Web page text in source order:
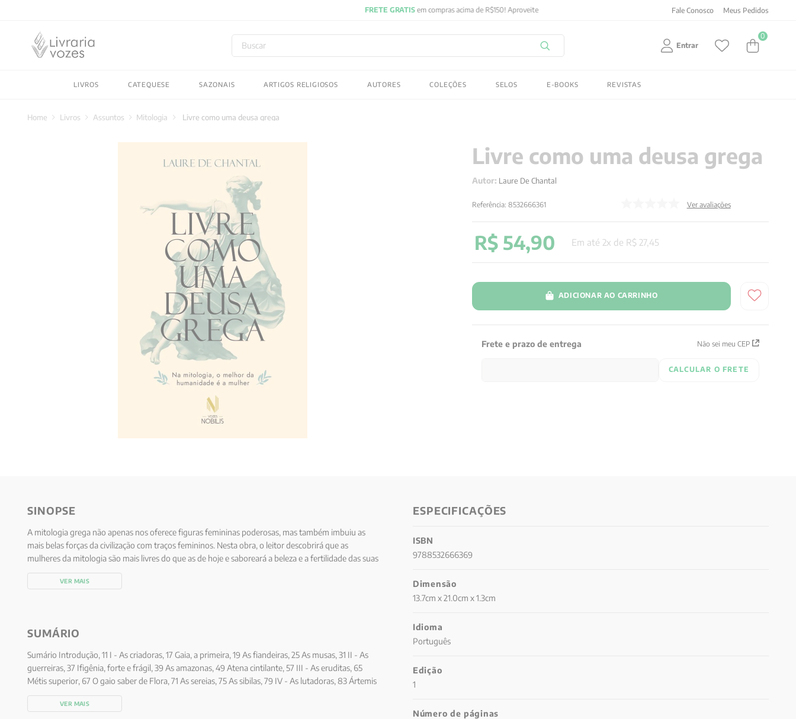
em compras acima de R$150! Aproveite Fale Conosco Meus Pedidos
Buscar
Entrar
0
LIVROS CATEQUESE SAZONAIS ARTIGOS RELIGIOSOS AUTORES COLEÇÕES SELOS E-BOOKS REVISTAS
Livros Assuntos Mitologia Livre como uma deusa grega
Livre como uma deusa grega
Autor: Laure De Chantal
Referência:8532666361 Ver avaliações
R$ 54,90 Em até2x de R$ 27, 45
ADICIONAR AO CARRINHO
Frete e prazo de entrega Não sei meu CEP
CALCULAR O FRETE
SINOPSE
A mitologia grega não apenas nos oferece figuras femininas poderosas, mas também imbuiu as
mais belas forças da civilização com traços femininos. Nesta obra, o leitor descobrirá que as
mulheres da mitologia são mais livres do que as de hoje e saboreará a beleza e a fertilidade das suas
histórias. Estas figuras femininas, uma vez despojadas de estereótipos, nos oferecem muitos
modelos maravilhosos, ambiciosos, fundamentais e ricos, fontes de sonhos e reflexões, para serem
VER MAIS
SUMÁRIO
Sumário Introdução, 11 I - As criadoras, 17 Gaia, a primeira, 19 As fiandeiras, 25 As musas, 31 II - As
guerreiras, 37 Ifigênia, forte e frágil, 39 As amazonas, 49 Atena cintilante, 57 III - As eruditas, 65
Métis superior, 67 O gaio saber de Flora, 71 As sereias, 75 As sibilas, 79 IV - As lutadoras, 83 Ártemis
adorada, 85 Circe, a solitária, 95 Ariadne, a sobrevivente, 109 As lágrimas de Penélope, 113 Medeia
sem complexos, 117 V - As que dizem “sim”, 123 Leda volúvel, 125 Helena arrebatadora, 129 O néctar
VER MAIS
ESPECIFICAÇÕES
ISBN
9788532666369
Dimensão
13.7cm x 21.0cm x 1.3cm
Idioma
Português
Edição
1
Número de páginas
2027
5º pré venda
byung chul han
7º biblia
8º verena kast
9 santo agostinho
10 anselm grun